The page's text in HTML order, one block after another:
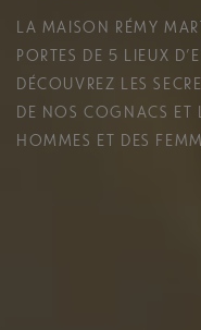
LA MAISON RÉMY
PORTES DE 5 LIEUX
DÉCOUVREZ LES
DE NOS COGNACS ET
HOMMES ET DES